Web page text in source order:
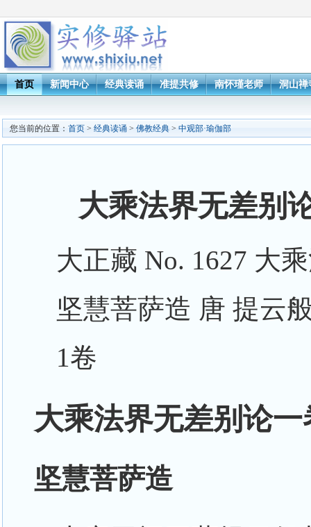
首页 新闻中心 经典读诵 准提共修 南怀瑾老师 洞山禅
您当前的位置： 首页 > 经典读诵 > 佛教经典 > 中观部·瑜伽部
大乘法界无差别
大正藏 No. 1627 大
坚慧菩萨造 唐 提云
1卷
大乘法界无差别论
坚慧菩萨造